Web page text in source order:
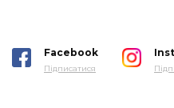
Facebook
Підписатися